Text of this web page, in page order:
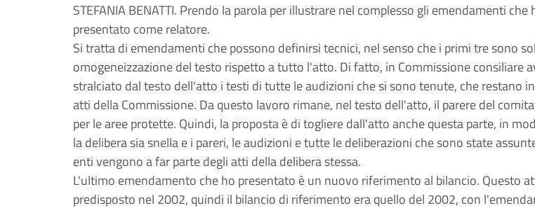
STEFANIA BENATTI. Prendo la parola per illustrare nel complesso gli emendamenti che
presentato come relatore.
Si tratta di emendamenti che possono definirsi tecnici, nel senso che i primi tre sono
omogeneizzazione del testo rispetto a tutto l'atto. Di fatto, in Commissione consiliare
stralciato dal testo dell'atto i testi di tutte le audizioni che si sono tenute, che restano
atti della Commissione. Da questo lavoro rimane, nel testo dell'atto, il parere del
per le aree protette. Quindi, la proposta è di togliere dall'atto anche questa parte, in
la delibera sia snella e i pareri, le audizioni e tutte le deliberazioni che sono state
enti vengono a far parte degli atti della delibera stessa.
L'ultimo emendamento che ho presentato è un nuovo riferimento al bilancio. Questo
predisposto nel 2002, quindi il bilancio di riferimento era quello del 2002, con